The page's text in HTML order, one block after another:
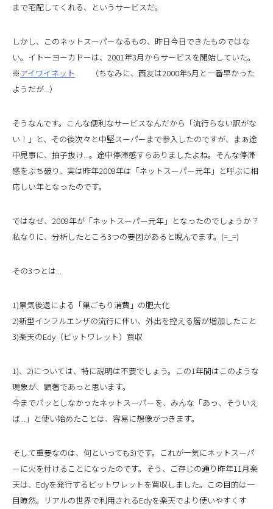
まで宅配してくれる、というサービスだ。
しかし、このネットスーパーなるもの、昨日今日できたものではな
い。イトーヨーカドーは、2001年3月からサービスを開始していた。
※アイワイネット
（ちなみに、西友は2000年5月と一番早かった
ようだが...）
そうなんです。こんな便利なサービスなんだから「流行らない訳がな
い！」と、その後次々と中堅スーパーまで参入したのですが、まぁ途
中見事に、拍子抜け...。途中停滞感すらありましたよね。そんな停滞
感をぶち破り、実は昨年2009年は「ネットスーパー元年」と呼ぶに相
応しい年となったのです。
ではなぜ、2009年が「ネットスーパー元年」となったのでしょうか？
私なりに、分析したところ3つの要因があると睨んでます。(=_=)
その3つとは...
1)景気後退による「巣ごもり消費」の肥大化
2)新型インフルエンザの流行に伴い、外出を控える層が増加したこと
3)楽天のEdy（ビットワレット）買収
1)、2)については、特に説明は不要でしょう。この1年間はこのような
現象が、顕著であっと思います。
今までパッとしなかったネットスーパーを、みんな「あっ、そういえ
ば...」と使い始めたことは、容易に想像がつきます。
そして重要なのは、何といっても3)です。これが一気にネットスーパ
ーに火を付けることになったのです。そう、ご存じの通り昨年11月楽
天は、Edyを発行するビットワレットを買収しました。この目的は一
目瞭然。リアルの世界で利用されるEdyを楽天でより使いやすくす